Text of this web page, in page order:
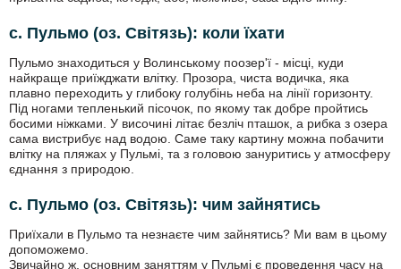
с. Пульмо (оз. Світязь): коли їхати
Пульмо знаходиться у Волинському поозер'ї - місці, куди
найкраще приїжджати влітку. Прозора, чиста водичка, яка
плавно переходить у глибоку голубінь неба на лінії горизонту.
Під ногами тепленький пісочок, по якому так добре пройтись
босими ніжками. У височині літає безліч пташок, а рибка з озера
сама вистрибує над водою. Саме таку картину можна побачити
влітку на пляжах у Пульмі, та з головою зануритись у атмосферу
єднання з природою.
с. Пульмо (оз. Світязь): чим зайнятись
Приїхали в Пульмо та незнаєте чим зайнятись? Ми вам в цьому
допоможемо.
Звичайно ж, основним заняттям у Пульмі є проведення часу на